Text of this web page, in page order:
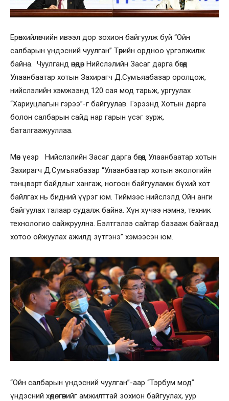
Ерөнхийлөгчийн ивээл дор зохион байгуулж буй “Ойн
салбарын үндэсний чуулган” Төрийн ордноо үргэлжилж
байна. Чуулганд өнөөдөр Нийслэлийн Засаг дарга бөгөөд
Улаанбаатар хотын Захирагч Д.Сумъяабазар оролцож,
нийслэлийн хэмжээнд 120 сая мод тарьж, ургуулах
“Хариуцлагын гэрээ”-г байгуулав. Гэрээнд Хотын дарга
болон салбарын сайд нар гарын үсэг зурж,
баталгаажууллаа.
Мөн үеэр Нийслэлийн Засаг дарга бөгөөд Улаанбаатар хотын
Захирагч Д.Сумъяабазар “Улаанбаатар хотын экологийн
тэнцвэрт байдлыг хангаж, ногоон байгууламж бүхий хот
байлгах нь бидний үүрэг юм. Тиймээс нийслэлд Ойн анги
байгуулах талаар судалж байна. Хүн хүчээ нэмнэ, техник
технологио сайжруулна. Бэлтгэлээ сайтар базааж байгаад
хотоо ойжуулах ажилд зүтгэнэ” хэмээсэн юм.
“Ойн салбарын үндэсний чуулган”-аар “Тэрбум мод”
үндэсний хөдөлгөөнийг амжилттай зохион байгуулах, уур